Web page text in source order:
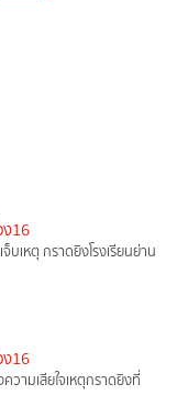
ง16
บเหตุ กราดยิงโรงเรียนย่าน
ง16
วามเสียใจเหตุกราดยิงที่